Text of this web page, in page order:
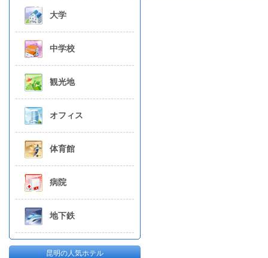
大学
中学校
観光地
オフィス
体育館
病院
地下鉄
昆明の人気ホテル